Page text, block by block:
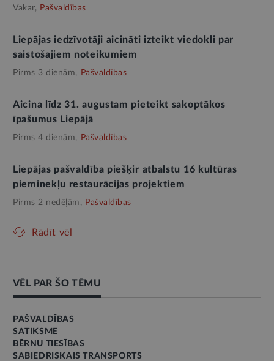
Vakar, Pašvaldības
Liepājas iedzīvotāji aicināti izteikt viedokli par
saistošajiem noteikumiem
Pirms 3 dienām, Pašvaldības
Aicina līdz 31. augustam pieteikt sakoptākos
īpašumus Liepājā
Pirms 4 dienām, Pašvaldības
Liepājas pašvaldība piešķir atbalstu 16 kultūras
pieminekļu restaurācijas projektiem
Pirms 2 nedēļām, Pašvaldības
Rādīt vēl
VĒL PAR ŠO TĒMU
PAŠVALDĪBAS
SATIKSME
BĒRNU TIESĪBAS
SABIEDRISKAIS TRANSPORTS